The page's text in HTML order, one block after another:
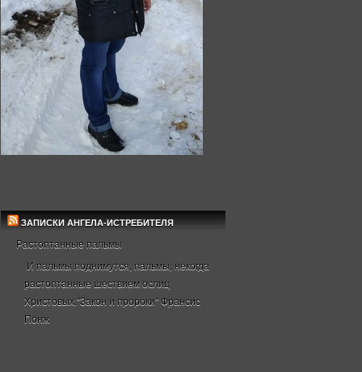
ЗАПИСКИ АНГЕЛА-ИСТРЕБИТЕЛЯ
Растоптанные пальмы
И пальмы поднимутся, пальмы, некогда
растоптанные шествием ослиц
Христовых."Закон и пророки" Франсис
Понж